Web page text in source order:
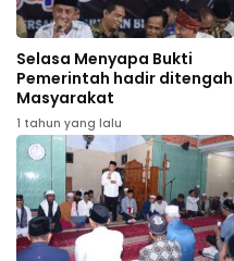
Selasa Menyapa Bukti
Pemerintah hadir ditengah
Masyarakat
1 tahun yang lalu